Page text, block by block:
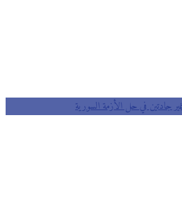
جادتين في حل الأزمة السورية